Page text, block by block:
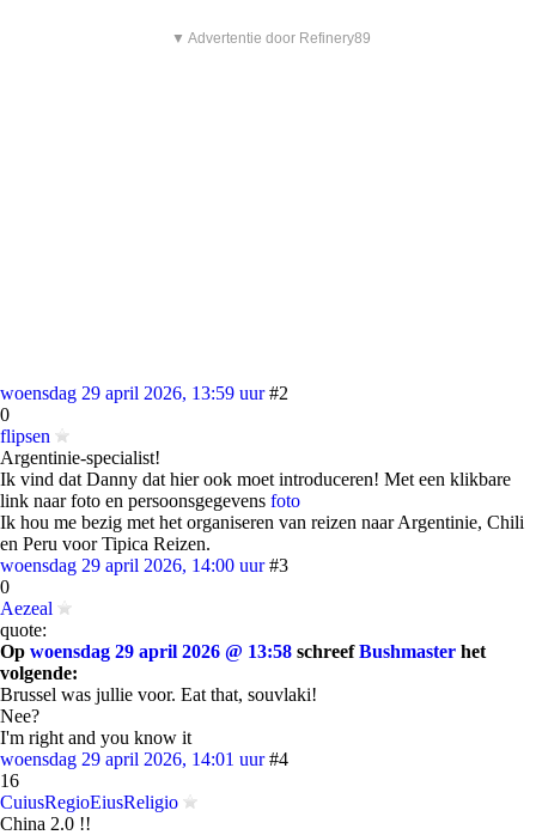
▼ Advertentie door Refinery89
woensdag 29 april 2026, 13:59 uur #2
0
flipsen
Argentinie-specialist!
Ik vind dat Danny dat hier ook moet introduceren! Met een klikbare
link naar foto en persoonsgegevens foto
Ik hou me bezig met het organiseren van reizen naar Argentinie, Chili
en Peru voor Tipica Reizen.
woensdag 29 april 2026, 14:00 uur #3
0
Aezeal
quote:
Op woensdag 29 april 2026 @ 13:58 schreefBushmaster het
volgende:
Brussel was jullie voor. Eat that, souvlaki!
Nee?
I'm right and you know it
woensdag 29 april 2026, 14:01 uur #4
16
CuiusRegioEiusReligio
China 2.0 !!